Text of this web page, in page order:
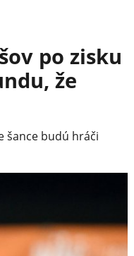
po zisku
že
šance budú hráči